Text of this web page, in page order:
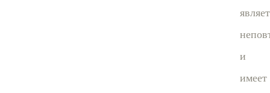
и
имеет